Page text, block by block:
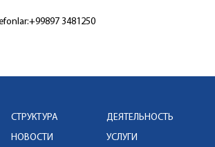
3481250
СТРУКТУРА
ДЕЯТЕЛЬНОСТЬ
НОВОСТИ УСЛУГИ